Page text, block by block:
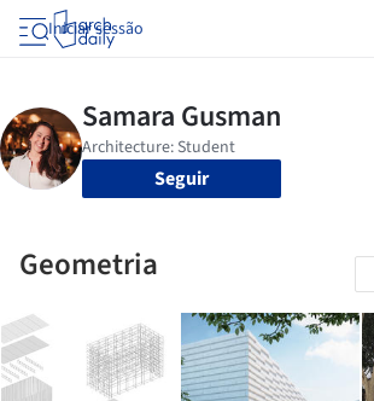
Iniciar sessão
Seguir
Geometria